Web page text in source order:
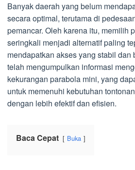
Banyak daerah yang belum
secara optimal, terutama di
pemancar. Oleh karena itu, memilih
seringkali menjadi alternatif paling
mendapatkan akses yang stabil dan
telah mengumpulkan informasi
kekurangan parabola mini, yang
untuk memenuhi kebutuhan
dengan lebih efektif dan efisien.
Baca Cepat Buka